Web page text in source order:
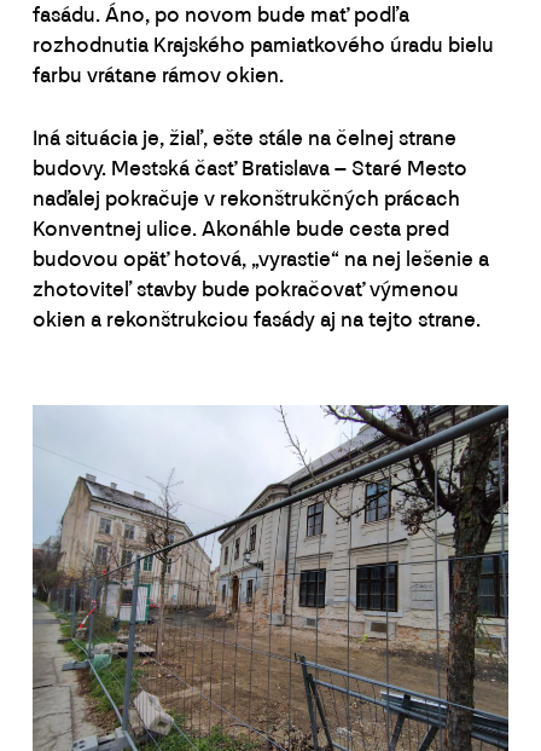
fasádu. Áno, po novom bude mať podľa
rozhodnutia Krajského pamiatkového úradu bielu
farbu vrátane rámov okien.
Iná situácia je, žiaľ, ešte stále na čelnej strane
budovy. Mestská časť Bratislava – Staré Mesto
naďalej pokračuje v rekonštrukčných prácach
Konventnej ulice. Akonáhle bude cesta pred
budovou opäť hotová, „vyrastie“ na nej lešenie a
zhotoviteľ stavby bude pokračovať výmenou
okien a rekonštrukciou fasády aj na tejto strane.